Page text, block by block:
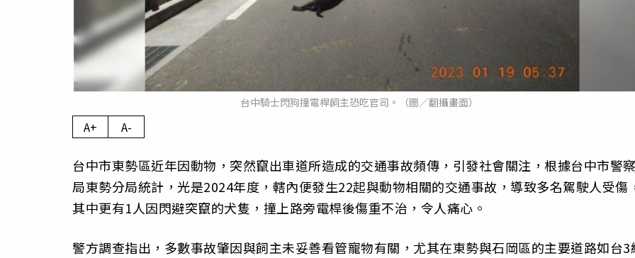
台中騎士閃狗撞電桿飼主恐吃官司。（圖／翻攝畫面）
A+ A-
台中市東勢區近年因動物，突然竄出車道所造成的交通事故頻傳，引發社會關注，根據台中市警
局東勢分局統計，光是2024年度，轄內便發生22起與動物相關的交通事故，導致多名駕駛人受傷
其中更有1人因閃避突竄的犬隻，撞上路旁電桿後傷重不治，令人痛心。
警方調查指出，多數事故肇因與飼主未妥善看管寵物有關，尤其在東勢與石岡區的主要道路如台3